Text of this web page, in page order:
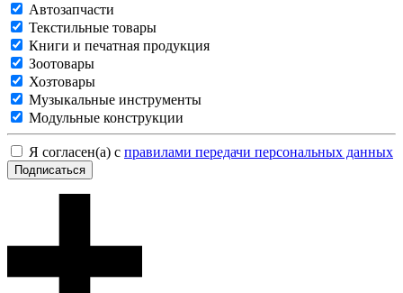
Автозапчасти
Текстильные товары
Книги и печатная продукция
Зоотовары
Хозтовары
Музыкальные инструменты
Модульные конструкции
Я согласен(а) с правилами передачи персональных данных
Подписаться